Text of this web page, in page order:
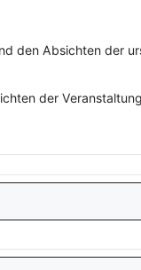
den Absichten der
der